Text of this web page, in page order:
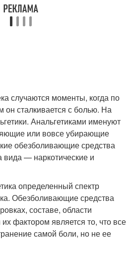
случаются моменты, когда по
сталкивается с болью. На
Анальгетиками именуют
или вовсе убирающие
обезболивающие средства
вида — наркотические и
определенный спектр
Обезболивающие средства
составе, области
фактором является то, что все
самой боли, но не ее